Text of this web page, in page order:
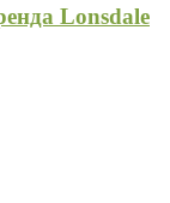
Lonsdale